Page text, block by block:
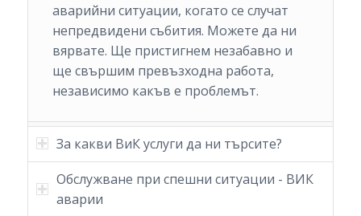
аварийни ситуации, когато се случат
непредвидени събития. Можете да ни
вярвате. Ще пристигнем незабавно и
ще свършим превъзходна работа,
независимо какъв е проблемът.
За какви ВиК услуги да ни търсите?
Обслужване при спешни ситуации - ВИК
аварии